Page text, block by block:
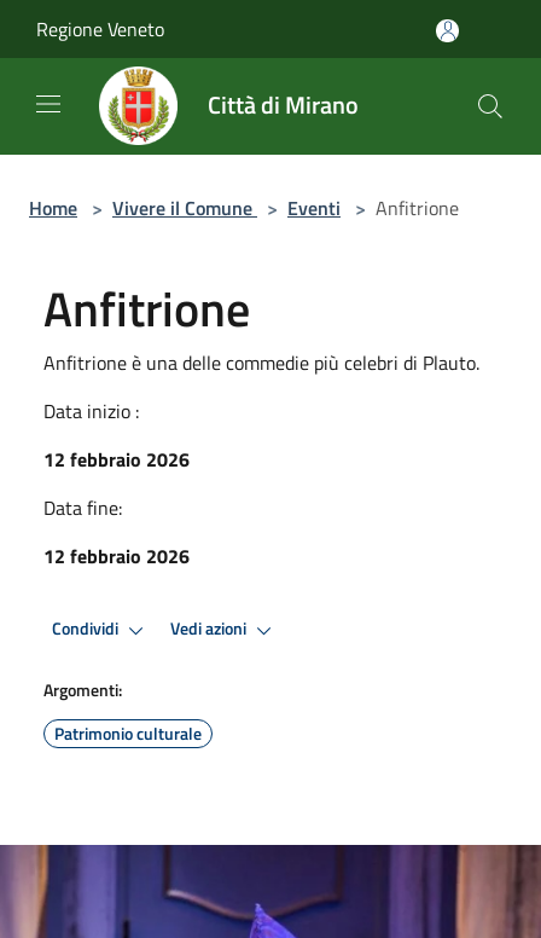
Regione Veneto
Città di Mirano
Home > Vivere il Comune > Eventi > Anfitrione
Anfitrione
Anfitrione è una delle commedie più celebri di Plauto.
Data inizio :
12 febbraio 2026
Data fine:
12 febbraio 2026
Condividi Vedi azioni
Argomenti:
Patrimonio culturale